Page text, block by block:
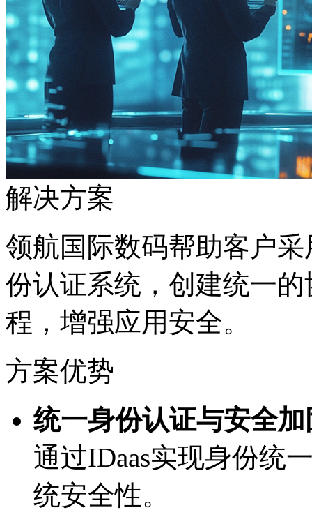
解决方案
领航国际数码帮助客户
份认证系统，创建统一
程，增强应用安全。
方案优势
统一身份认证与安全加固
通过IDaas实现身份统一
统安全性。